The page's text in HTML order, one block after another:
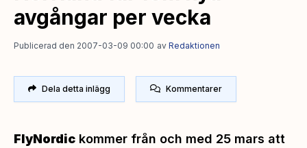
avgångar per vecka
Publicerad den 2007-03-09 00:00 av Redaktionen
Dela detta inlägg Kommentarer
FlyNordic kommer från och med 25 mars att